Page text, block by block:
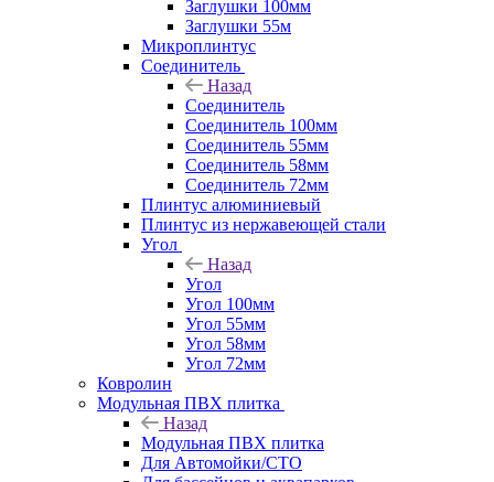
Заглушки 100мм
Заглушки 55м
Микроплинтус
Соединитель
Назад
Соединитель
Соединитель 100мм
Соединитель 55мм
Соединитель 58мм
Соединитель 72мм
Плинтус алюминиевый
Плинтус из нержавеющей стали
Угол
Назад
Угол
Угол 100мм
Угол 55мм
Угол 58мм
Угол 72мм
Ковролин
Модульная ПВХ плитка
Назад
Модульная ПВХ плитка
Для Автомойки/СТО